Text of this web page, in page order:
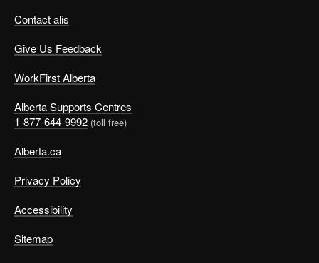
Contact alis
Give Us Feedback
WorkFirst Alberta
Alberta Supports Centres
1-877-644-9992 (toll free)
Alberta.ca
Privacy Policy
Accessibility
Sitemap